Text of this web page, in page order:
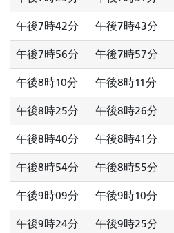
午後7時42分 午後7時43分
午後7時56分 午後7時57分
午後8時10分 午後8時11分
午後8時25分 午後8時26分
午後8時40分 午後8時41分
午後8時54分 午後8時55分
午後9時09分 午後9時10分
午後9時24分 午後9時25分